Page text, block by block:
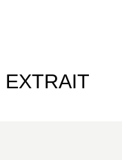
Un album
Coralie Crus et